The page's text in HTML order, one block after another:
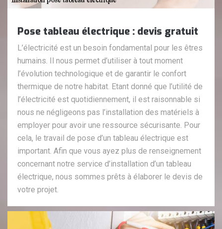
Pose tableau électrique : devis gratuit
L’électricité est un besoin fondamental pour les êtres
humains. Il nous permet d’utiliser à tout moment
l’évolution technologique et de garantir le confort
thermique de notre habitat. Etant donné que l’utilité de
l’électricité est quotidiennement, il est raisonnable si
nous ne négligeons pas l’installation des matériels à
employer pour avoir une ressource sécurisante. Pour
cela, le travail de pose d’un tableau électrique est
important. Afin que vous ayez plus de renseignement
concernant notre service d’installation d’un tableau
électrique, nous sommes prêts à élaborer le devis de
votre projet.